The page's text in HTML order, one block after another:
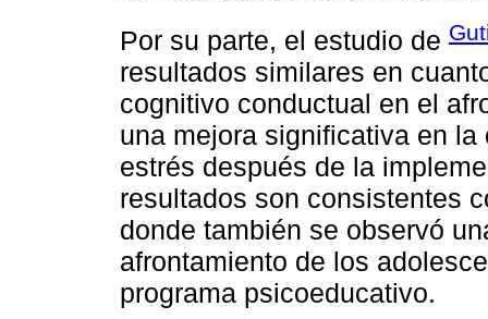
Por su parte, el estudio de
resultados similares en
cognitivo conductual en el
una mejora significativa en
estrés después de la
resultados son consistentes
donde también se observó
afrontamiento de los
programa psicoeducativo.